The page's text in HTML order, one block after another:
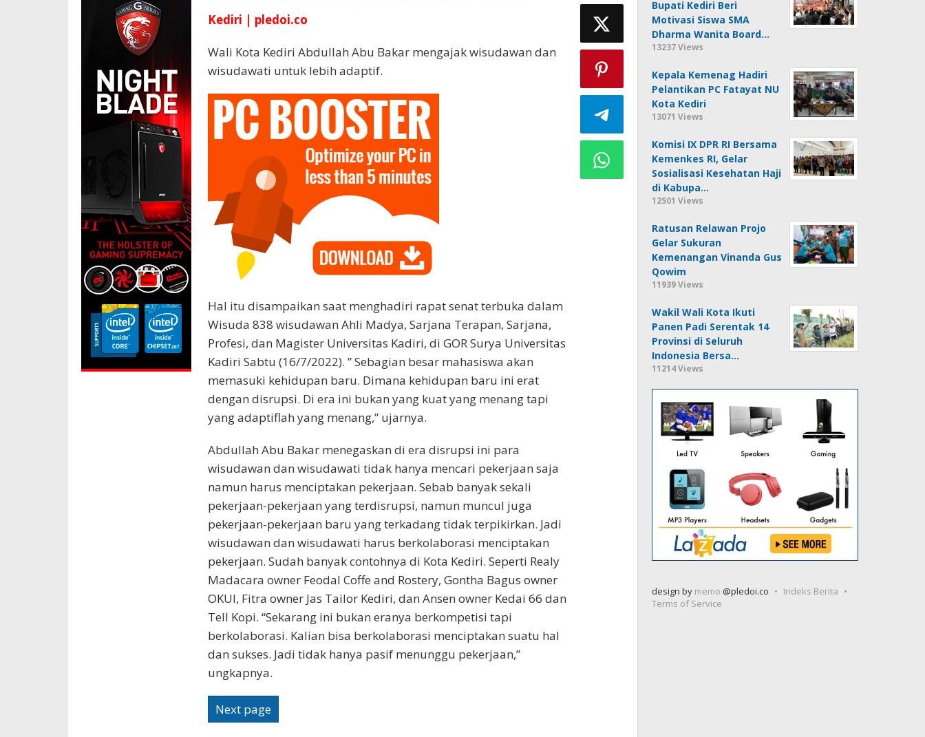
Kediri | pledoi.co
Wali Kota Kediri Abdullah Abu Bakar mengajak wisudawan dan
wisudawati untuk lebih adaptif.
Hal itu disampaikan saat menghadiri rapat senat terbuka dalam
Wisuda 838 wisudawan Ahli Madya, Sarjana Terapan, Sarjana,
Profesi, dan Magister Universitas Kadiri, di GOR Surya Universitas
Kadiri Sabtu (16/7/2022). ” Sebagian besar mahasiswa akan
memasuki kehidupan baru. Dimana kehidupan baru ini erat
dengan disrupsi. Di era ini bukan yang kuat yang menang tapi
yang adaptiflah yang menang,” ujarnya.
Abdullah Abu Bakar menegaskan di era disrupsi ini para
wisudawan dan wisudawati tidak hanya mencari pekerjaan saja
namun harus menciptakan pekerjaan. Sebab banyak sekali
pekerjaan-pekerjaan yang terdisrupsi, namun muncul juga
pekerjaan-pekerjaan baru yang terkadang tidak terpikirkan. Jadi
wisudawan dan wisudawati harus berkolaborasi menciptakan
pekerjaan. Sudah banyak contohnya di Kota Kediri. Seperti Realy
Madacara owner Feodal Coffe and Rostery, Gontha Bagus owner
OKUI, Fitra owner Jas Tailor Kediri, dan Ansen owner Kedai 66 dan
Tell Kopi. “Sekarang ini bukan eranya berkompetisi tapi
berkolaborasi. Kalian bisa berkolaborasi menciptakan suatu hal
dan sukses. Jadi tidak hanya pasif menunggu pekerjaan,”
ungkapnya.
Next page
Bupati Kediri Beri
Motivasi Siswa SMA
Dharma Wanita Board…
13237 Views
Kepala Kemenag Hadiri
Pelantikan PC Fatayat NU
Kota Kediri
13071 Views
Komisi IX DPR RI Bersama
Kemenkes RI, Gelar
Sosialisasi Kesehatan Haji
di Kabupa…
12501 Views
Ratusan Relawan Projo
Gelar Sukuran
Kemenangan Vinanda Gus
Qowim
11939 Views
Wakil Wali Kota Ikuti
Panen Padi Serentak 14
Provinsi di Seluruh
Indonesia Bersa…
11214 Views
design by memo @pledoi.co
Indeks Berita
Terms of Service